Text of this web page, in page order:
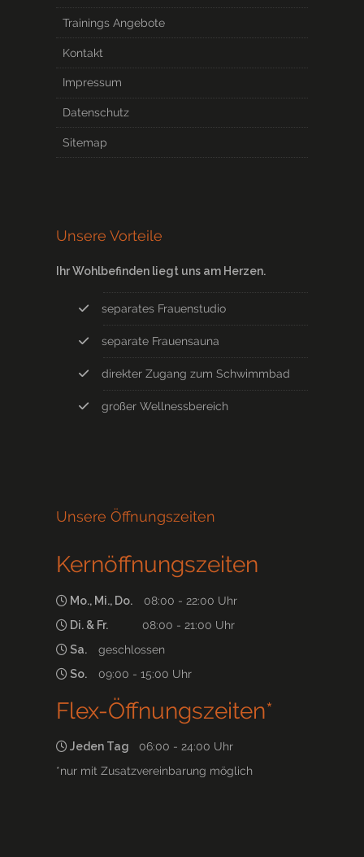
Trainings Angebote
Kontakt
Impressum
Datenschutz
Sitemap
Unsere Vorteile
Ihr Wohlbefinden liegt uns am Herzen.
separates Frauenstudio
separate Frauensauna
direkter Zugang zum Schwimmbad
großer Wellnessbereich
Unsere Öffnungszeiten
Kernöffnungszeiten
Mo., Mi., Do.
08:00 - 22:00 Uhr
Di. & Fr.
08:00 - 21:00 Uhr
Sa.
geschlossen
So.
09:00 - 15:00 Uhr
Flex-Öffnungszeiten*
Jeden Tag 06:00 - 24:00 Uhr
*nur mit Zusatzvereinbarung möglich